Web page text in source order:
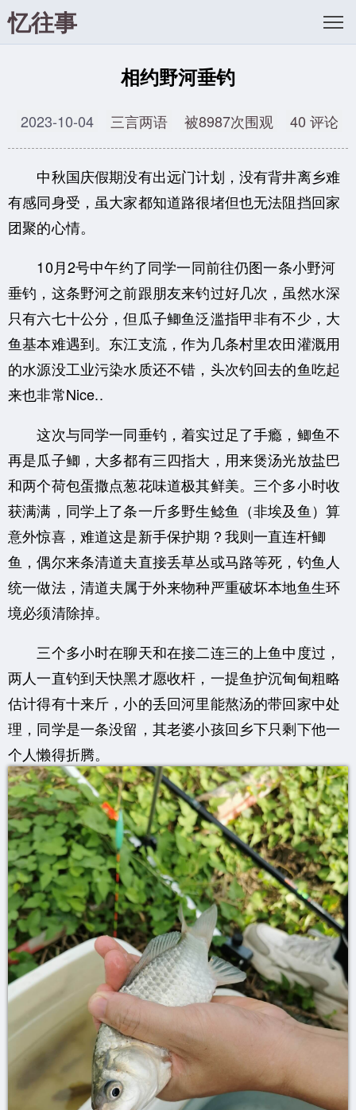
忆往事
相约野河垂钓
2023-10-04 三言两语 被8987次围观 40 评论
中秋国庆假期没有出远门计划，没有背井离乡难
有感同身受，虽大家都知道路很堵但也无法阻挡回家
团聚的心情。
10月2号中午约了同学一同前往仍图一条小野河
垂钓，这条野河之前跟朋友来钓过好几次，虽然水深
只有六七十公分，但瓜子鲫鱼泛滥指甲非有不少，大
鱼基本难遇到。东江支流，作为几条村里农田灌溉用
的水源没工业污染水质还不错，头次钓回去的鱼吃起
来也非常Nice..
这次与同学一同垂钓，着实过足了手瘾，鲫鱼不
再是瓜子鲫，大多都有三四指大，用来煲汤光放盐巴
和两个荷包蛋撒点葱花味道极其鲜美。三个多小时收
获满满，同学上了条一斤多野生鲶鱼（非埃及鱼）算
意外惊喜，难道这是新手保护期？我则一直连杆鲫
鱼，偶尔来条清道夫直接丢草丛或马路等死，钓鱼人
统一做法，清道夫属于外来物种严重破坏本地鱼生环
境必须清除掉。
三个多小时在聊天和在接二连三的上鱼中度过，
两人一直钓到天快黑才愿收杆，一提鱼护沉甸甸粗略
估计得有十来斤，小的丢回河里能熬汤的带回家中处
理，同学是一条没留，其老婆小孩回乡下只剩下他一
个人懒得折腾。